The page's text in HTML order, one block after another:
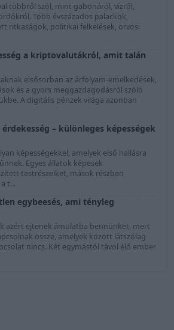
többről szól, mint gabonáról, vízről,
Több évszázados palackok,
ritkaságok, politikai felkelések, orvosi
a kriptovalutákról, amit talán
elsősorban az árfolyam-emelkedések,
és a gyors meggazdagodásról szóló
A digitális pénzek világa azonban
– különleges képességek
képességekkel, amelyek első hallásra
Egyes állatok képesek
testrészeiket, mások részben
t...
egybeesés, ami tényleg
azért ejtenek ámulatba bennünket, mert
össze, amelyek között látszólag
nincs. Két egymástól távol élő ember